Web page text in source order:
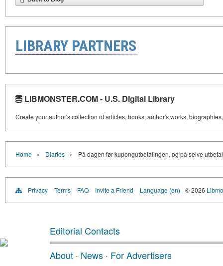
LIBRARY PARTNERS
LIBMONSTER.COM - U.S. Digital Library
Create your author's collection of articles, books, author's works,
Home › Diaries › På dagen før kupongutbetalingen, og på selve
Privacy Terms FAQ Invite a Friend Language (en) © 2026
Editorial Contacts
About · News · For Advertisers